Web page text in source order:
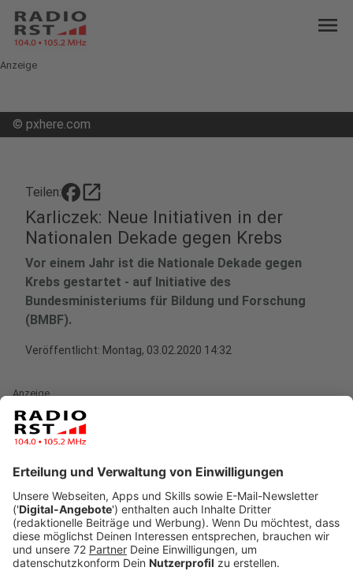
menu
Anzeige
© pxhere.com
Teilen: open_in_new
Karliczek: Neue Initiativen in der
Nationalen Dekade gegen Krebs
Vor einem Jahr ist die Nationale Dekade gegen
Krebs gestartet - auf Initiative des
Bundesministeriums für Bildung und Forschung
(BMBF).
Veröffentlicht: Montag, 03.02.2020 14:32
Anzeige
Vor einem Jahr ist die Nationale Dekade gegen Krebs
gestartet - auf Initiative des Bundesministeriums für
Dienstag erklärt Bundesforschungsministerin Anja
Karliczek aus Brochterbeck, dass die Nationale
Dekade gegen Krebs jetzt schon ein großer Erfolg sei.
Die Initiative vereine zum ersten Mal die zentralen